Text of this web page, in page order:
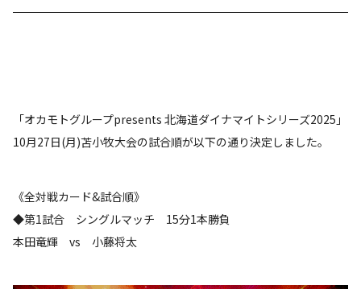
「オカモトグループpresents 北海道ダイナマイトシリーズ2025」
10月27日(月)苫小牧大会の試合順が以下の通り決定しました。
《全対戦カード&試合順》
◆第1試合 シングルマッチ 15分1本勝負
本田竜輝 vs 小藤将太